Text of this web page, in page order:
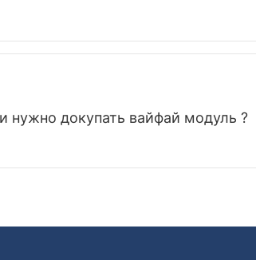
нужно докупать вайфай модуль ?